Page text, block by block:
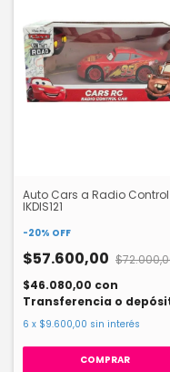
Auto Cars a Radio Control
IKDIS121
-20% OFF
$57.600,00
$46.080,00 con
Transferencia o
6 x $9.600,00 sin interés